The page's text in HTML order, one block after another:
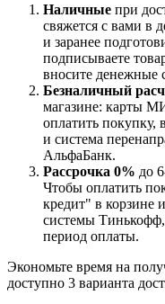
Наличные при
свяжется с вами в
и заранее
подписываете
вносите денежные
Безналичный
магазине: карты
оплатить покупку,
и система
АльфаБанк.
Рассрочка 0% до
Чтобы оплатить
кредит" в корзине
системы
период оплаты.
Экономьте время на
доступно 3 варианта